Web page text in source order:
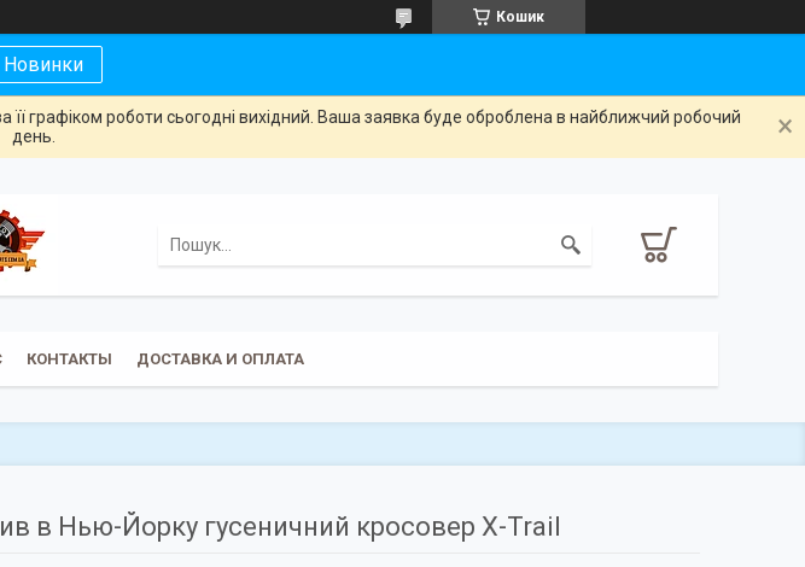
Кошик
Новинки
графіком роботи сьогодні вихідний. Ваша заявка буде оброблена в найближчий робочий
день.
КОНТАКТЫ ДОСТАВКА И ОПЛАТА
в Нью-Йорку гусеничний кросовер X-Trail